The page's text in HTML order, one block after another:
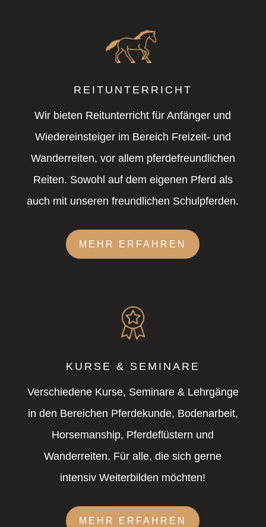
REITUNTERRICHT
Wir bieten Reitunterricht für Anfänger und
Wiedereinsteiger im Bereich Freizeit- und
Wanderreiten, vor allem pferdefreundlichen
Reiten. Sowohl auf dem eigenen Pferd als
auch mit unseren freundlichen Schulpferden.
MEHR ERFAHREN
KURSE & SEMINARE
Verschiedene Kurse, Seminare & Lehrgänge
in den Bereichen Pferdekunde, Bodenarbeit,
Horsemanship, Pferdeflüstern und
Wanderreiten. Für alle, die sich gerne
intensiv Weiterbilden möchten!
MEHR ERFAHREN